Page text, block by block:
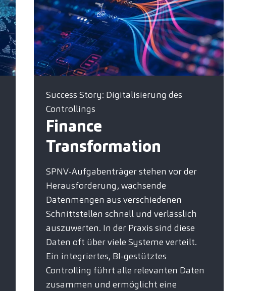
Success Story: Digitalisierung des
Controllings
Finance
Transformation
SPNV-Aufgabenträger stehen vor der
Herausforderung, wachsende
Datenmengen aus verschiedenen
Schnittstellen schnell und verlässlich
auszuwerten. In der Praxis sind diese
Daten oft über viele Systeme verteilt.
Ein integriertes, BI-gestütztes
Controlling führt alle relevanten Daten
zusammen und ermöglicht eine